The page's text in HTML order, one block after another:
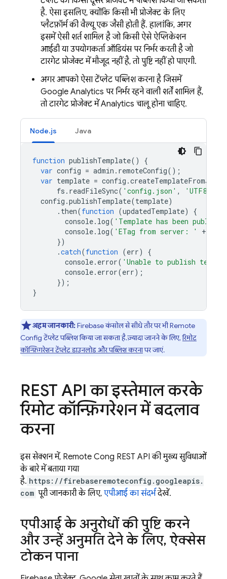
है. ऐसा इसलिए, क्योंकि किसी भी प्रोजेक्ट के लिए
प्लैटफ़ॉर्म की वैल्यू एक जैसी होती हैं. हालांकि, अगर
इसमें ऐसी शर्त शामिल है जो किसी ऐसे ऐप्लिकेशन
आईडी या उपयोगकर्ता ऑडियंस पर निर्भर करती है जो
टारगेट प्रोजेक्ट में मौजूद नहीं है, तो पुष्टि नहीं हो पाएगी.
अगर आपको ऐसा टेंप्लेट पब्लिश करना है जिसमें
Google Analytics पर निर्भर रहने वाली शर्तें शामिल हैं,
तो टारगेट प्रोजेक्ट मेंAnalytics चालू होना चाहिए.
Node.js Java
function publishTemplate()
{
var config = admin . remoteConfig();
var template = config .createTemplateFromJSON
fs . readFileSync( 'config.json' , 'UTF8'
config .publishTemplate(template)
. then(function (updatedTemplate)
{
console. log( 'Template has been
console. log( 'ETag from server: ' +
})
.catch(function (err)
{
console. error( 'Unable to publish
console. error(err);
});
}
अहम जानकारी:Firebaseकंसोल से सीधे तौर पर भीRemote
Configटेंप्लेट पब्लिश किया जा सकता है. ज़्यादा जानने के लिए,रिमोट
कॉन्फ़िगरेशन टेंप्लेट डाउनलोड और पब्लिश करनापर जाएं.
REST API का इस्तेमाल करके
रिमोट कॉन्फ़िगरेशन में बदलाव
करना
इस सेक्शन में, Remote Config REST API की मुख्य सुविधाओं
के बारे में बताया गया
है. https://firebaseremoteconfig.googleapis.
com पूरी जानकारी के लिए, एपीआई का संदर्भदेखें.
एपीआई के अनुरोधों की पुष्टि करने
और उन्हें अनुमति देने के लिए, ऐक्सेस
टोकन पाना